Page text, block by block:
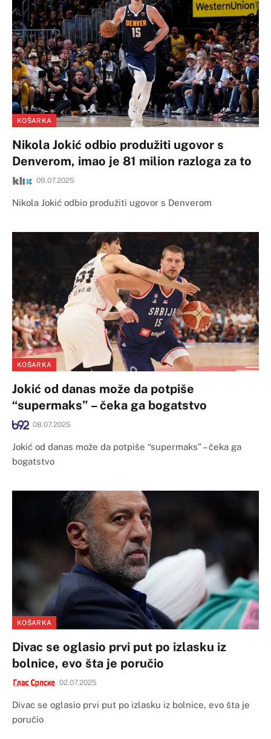
KOŠARKA
Nikola Jokić odbio produžiti ugovor s
Denverom, imao je 81 milion razloga za to
09.07.2025
Nikola Jokić odbio produžiti ugovor s Denverom
KOŠARKA
Jokić od danas može da potpiše
“supermaks” – čeka ga bogatstvo
08.07.2025
Jokić od danas može da potpiše “supermaks” – čeka ga
bogatstvo
KOŠARKA
Divac se oglasio prvi put po izlasku iz
bolnice, evo šta je poručio
02.07.2025
Divac se oglasio prvi put po izlasku iz bolnice, evo šta je
poručio